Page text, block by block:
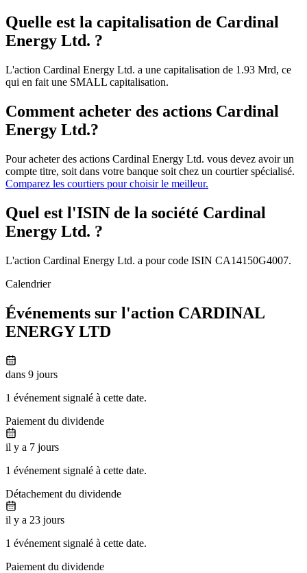
Quelle est la capitalisation de Cardinal
Energy Ltd. ?
L'action Cardinal Energy Ltd. a une capitalisation de 1.93 Mrd, ce
qui en fait une SMALL capitalisation.
Comment acheter des actions Cardinal
Energy Ltd.?
Pour acheter des actions Cardinal Energy Ltd. vous devez avoir un
compte titre, soit dans votre banque soit chez un courtier spécialisé.
Comparez les courtiers pour choisir le meilleur.
Quel est l'ISIN de la société Cardinal
Energy Ltd. ?
L'action Cardinal Energy Ltd. a pour code ISIN CA14150G4007.
Calendrier
Événements sur l'action CARDINAL
ENERGY LTD
dans 9 jours
1 événement signalé à cette date.
Paiement du dividende
il y a 7 jours
1 événement signalé à cette date.
Détachement du dividende
il y a 23 jours
1 événement signalé à cette date.
Paiement du dividende